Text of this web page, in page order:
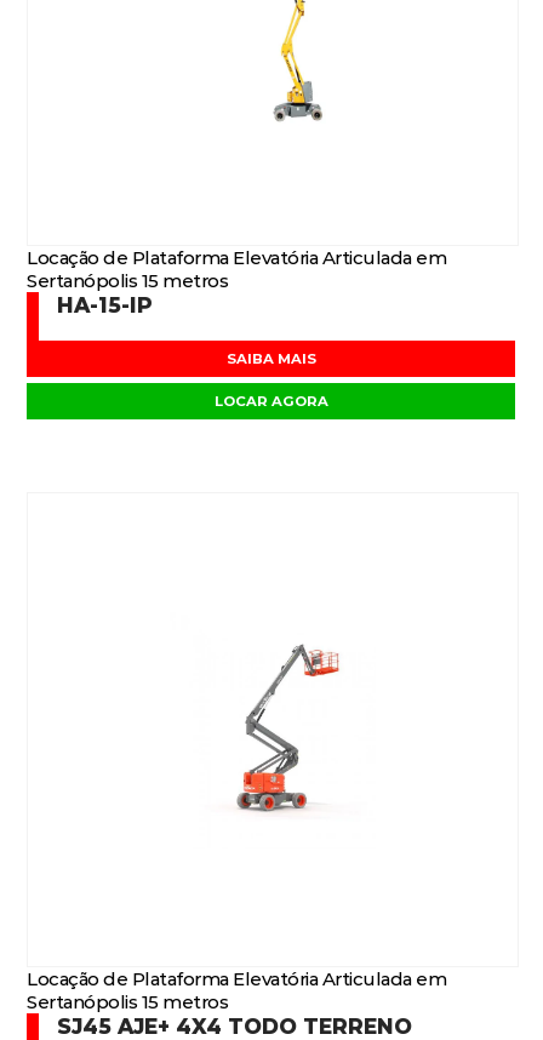
Locação de Plataforma Elevatória Articulada em
Sertanópolis 15 metros
HA-15-IP
SAIBA MAIS
LOCAR AGORA
Locação de Plataforma Elevatória Articulada em
Sertanópolis 15 metros
SJ45 AJE+ 4X4 TODO TERRENO